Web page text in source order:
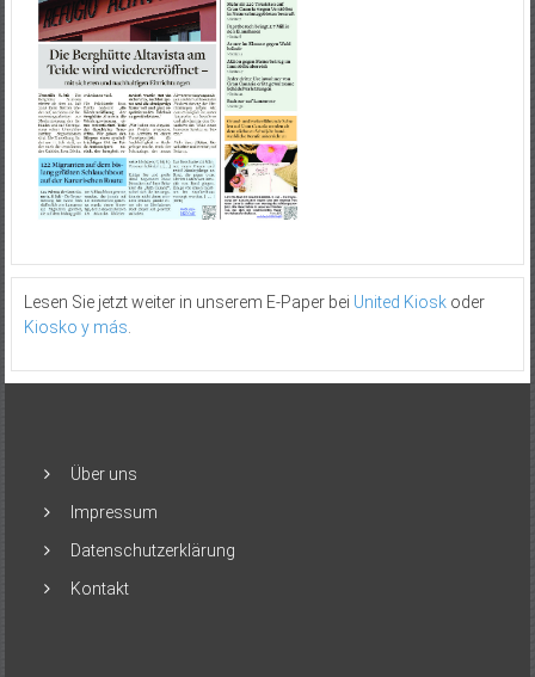
Lesen Sie jetzt weiter in unserem E-Paper bei United Kioskoder
Kiosko y más.
Über uns
Impressum
Datenschutzerklärung
Kontakt